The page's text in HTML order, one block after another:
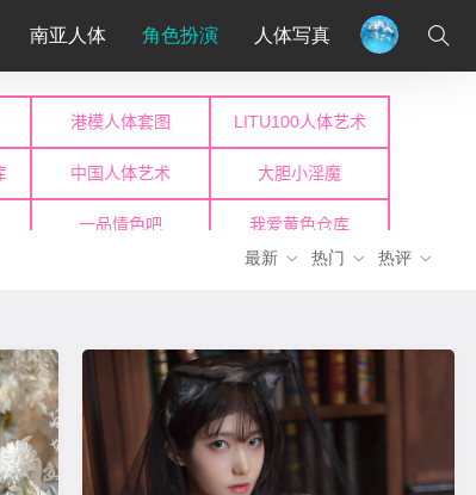
南亚人体 角色扮演 人体写真
最新 热门 热评